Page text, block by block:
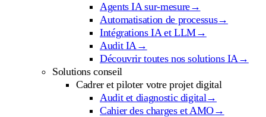
Agents IA sur-mesure→
Automatisation de processus→
Intégrations IA et LLM→
Audit IA→
Découvrir toutes nos solutions IA→
Solutions conseil
Cadrer et piloter votre projet digital
Audit et diagnostic digital→
Cahier des charges et AMO→